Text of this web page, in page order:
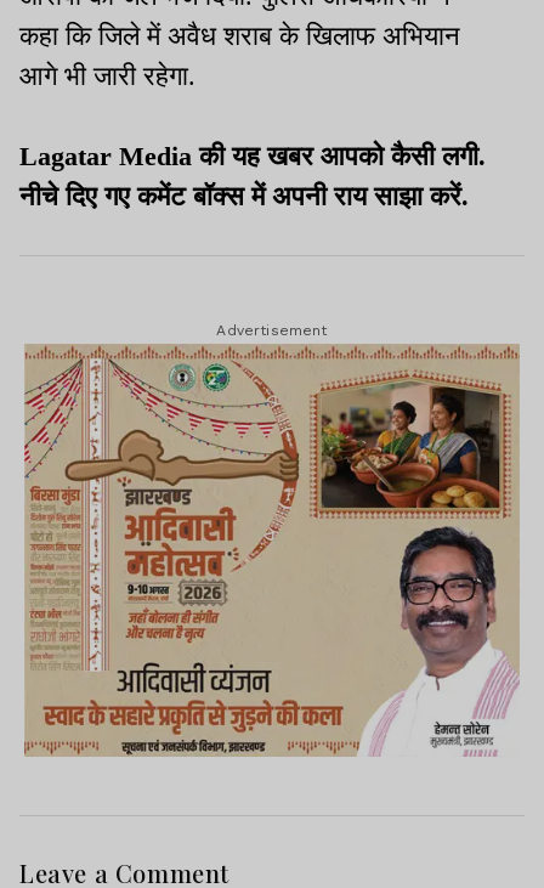
कहा कि जिले में अवैध शराब के खिलाफ अभियान
आगे भी जारी रहेगा.
Lagatar Media की यह खबर आपको कैसी लगी.
नीचे दिए गए कमेंट बॉक्स में अपनी राय साझा करें.
Advertisement
Leave a Comment